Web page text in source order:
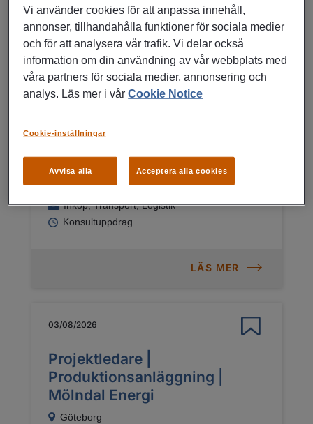
Konsultuppdrag
LÄS MER
| Finspång
Finspång
Inköp, Transport, Logistik
Konsultuppdrag
LÄS MER
03/08/2026
Projektledare |
Produktionsanläggning |
Mölndal Energi
Göteborg
Vi använder cookies för att anpassa innehåll,
annonser, tillhandahålla funktioner för sociala medier
och för att analysera vår trafik. Vi delar också
information om din användning av vår webbplats med
våra partners för sociala medier, annonsering och
analys. Läs mer i vårCookie Notice
Avvisa alla Acceptera alla cookies
Cookie-inställningar